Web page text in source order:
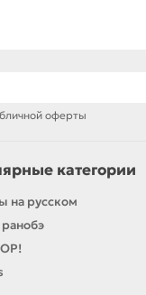
оферты
категории
на русском